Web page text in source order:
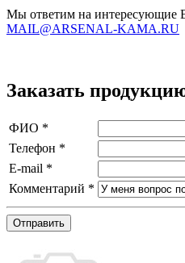
Мы ответим на интересующие
MAIL@ARSENAL-KAMA.RU
Заказать
ФИО *
Телефон *
E-mail *
Комментарий *
Отправить